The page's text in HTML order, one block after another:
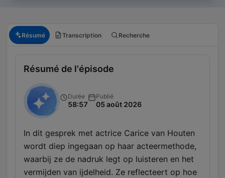
Résumé Transcription Recherche
Résumé de l'épisode
Durée
58:57
Publié
05 août 2026
In dit gesprek met actrice Carice van Houten
wordt diep ingegaan op haar acteermethode,
waarbij ze de nadruk legt op luisteren en het
vermijden van ijdelheid. Ze reflecteert op hoe